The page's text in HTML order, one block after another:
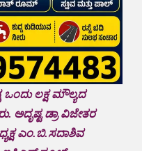
ಒಂದು ಲಕ್ಷ ಮೌಲ್ಯದ
ಅದೃಷ್ಟ ಡ್ರಾ ವಿಜೇತರ
ಎಂ.ಬಿ.ಸದಾಶಿವ